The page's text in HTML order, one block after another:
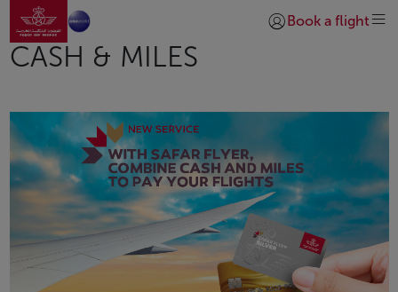
Skip to Main Content
Vai alla home page
Accedi | Unisciti)
Book a flight
CASH & MILES